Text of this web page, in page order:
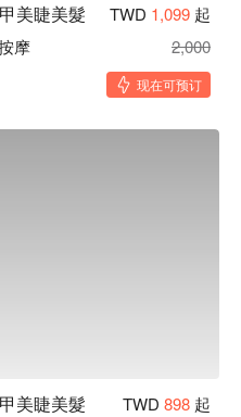
美睫美髮 TWD 1,099 起
摩
2,000
现在可预订
美睫美髮 TWD 898 起